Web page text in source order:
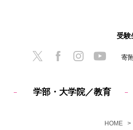
学部・大学院／教育
寄
受験
HOME